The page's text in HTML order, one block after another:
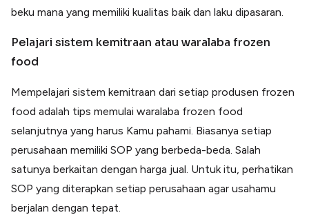
beku mana yang memiliki kualitas baik dan laku dipasaran.
Pelajari sistem kemitraan atau waralaba frozen
food
Mempelajari sistem kemitraan dari setiap produsen frozen
food adalah tips memulai waralaba frozen food
selanjutnya yang harus Kamu pahami. Biasanya setiap
perusahaan memiliki SOP yang berbeda-beda. Salah
satunya berkaitan dengan harga jual. Untuk itu, perhatikan
SOP yang diterapkan setiap perusahaan agar usahamu
berjalan dengan tepat.